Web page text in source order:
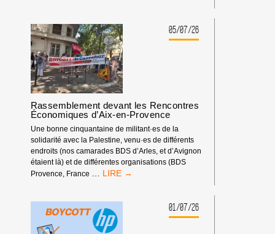
LA
FÉDÉRATION
ISRAÉLIENNE
D’ESCALADE
DOIT
ÊTRE
EXCLUE
DES
COMPÉTITIONS
INTERNATIONALES
!
05/07/26
Rassemblement devant les Rencontres
Économiques d’Aix-en-Provence
Une bonne cinquantaine de militant·es de la
solidarité avec la Palestine, venu·es de différents
endroits (nos camarades BDS d’Arles, et d’Avignon
étaient là) et de différentes organisations (BDS
Provence, France … RASSEMBLEMENT
RENCONTRES
ÉCONOMIQUES
D’AIX-
01/07/26